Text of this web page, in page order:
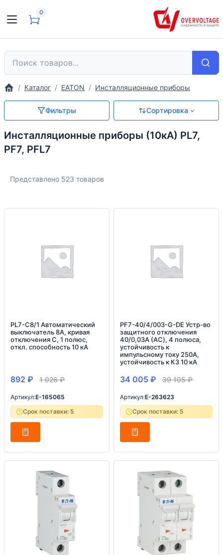
0
Каталог EATON Инсталляционные приборы
Фильтры Сортировка
Инсталляционные приборы (10кА) PL7,
PF7, PFL7
Представлено 523 товаров
PL7-C8/1 Автоматический
выключатель 8А, кривая
отключения С, 1 полюс,
откл. способность 10 кА
892 ₽ 1 026₽
Артикул:E-165065
Срок поставки: 5
PF7-40/4/003-G-DE Устр-во
защитного отключения
40/0,03А (AC), 4 полюса,
устойчивость к
импульсному току 250А,
устойчивость к КЗ 10 кА
34 005 ₽ 39 105₽
Артикул:E-263623
Срок поставки: 5